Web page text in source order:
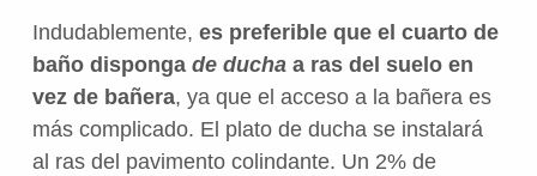
Indudablemente, es preferible que el cuarto de
baño disponga de duchaa ras del suelo en
vez de bañera, ya que el acceso a la bañera es
más complicado. El plato de ducha se instalará
al ras del pavimento colindante. Un 2% de